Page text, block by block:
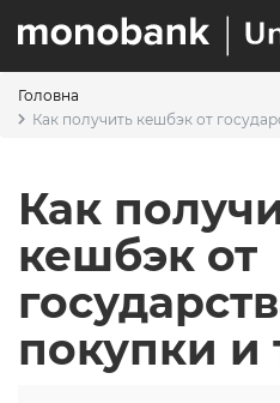
ОСНОВНАЯ
СТРОКА
Головна
Как получить кешбэк от
Как
кешбэк от
покупки и